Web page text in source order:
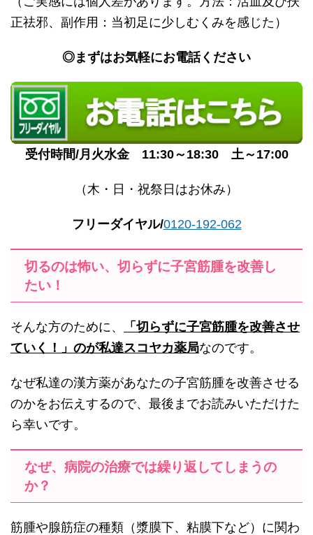
正祛邪、副作用：当初足に少しむくみを感じた）
◎まずはお気軽にお電話ください
受付時間/月火水金 11:30～18:30 土～17:00
（木・日・祝祭日はお休み）
フリーダイヤル/0120-192-062
切るのは怖い、切らずに子宮筋腫を改善し
たい！
そんな方のために、
「切らずに子宮筋腫を改善させ
ていく！
」 のが私達スコヤカ薬局なのです。
なぜ私達の漢方薬があなたの子宮筋腫を改善させる
のかをお伝えするので、最後までお読みいただけた
ら幸いです。
なぜ、病院の治療では繰り返してしまうの
か？
筋腫や腺筋症の種類（漿膜下、粘膜下など）に関わ